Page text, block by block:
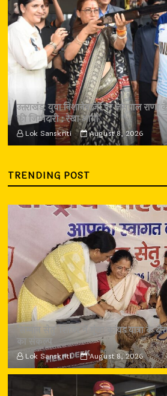
उत्तराखंड: युवा निशानेबाजों पर जसपाल
की जिम्मेदारी : रेखा आर्या
Lok Sanskriti August 8, 2026
TRENDING POST
‘सम्मान सेतु’ शिविर में गूंजा कांवड़ यात्रा के
का संकल्प
Lok Sanskriti August 8, 2026